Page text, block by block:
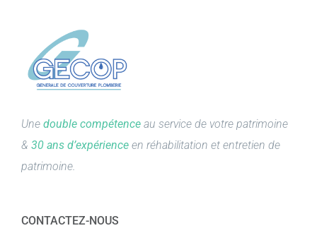
Une double compétence au service de votre patrimoine
& 30 ans d’expérience en réhabilitation et entretien de
patrimoine.
CONTACTEZ-NOUS